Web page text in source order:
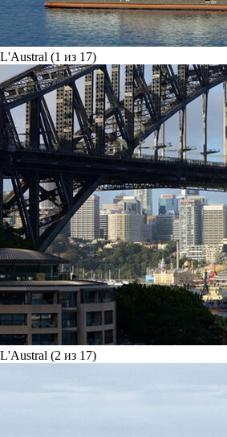
L'Austral (1 из 17)
L'Austral (2 из 17)